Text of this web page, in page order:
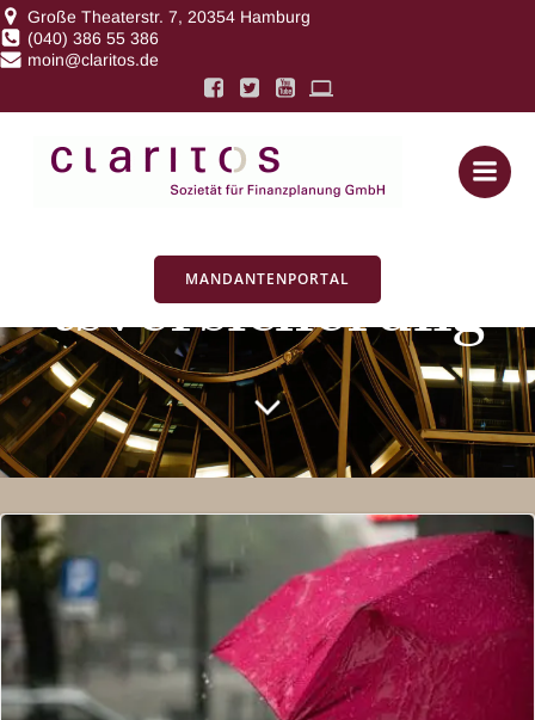
Zum
Große Theaterstr. 7, 20354 Hamburg
(040) 386 55 386
moin@claritos.de
MANDANTENPORTAL
Posts in
Berufsunfähigkei
tsversicherung